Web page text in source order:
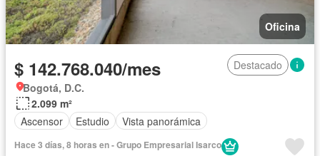
Oficina
$ 142.768.040/mes
Destacado
Bogotá, D.C.
2.099 m²
Ascensor
Estudio Vista panorámica
Hace 3 días, 8 horas en - Grupo Empresarial Isarco